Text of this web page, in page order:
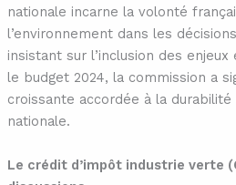
nationale incarne la volonté
l’environnement dans les
insistant sur l’inclusion des
le budget 2024, la commission a
croissante accordée à la
nationale.
Le crédit d’impôt industrie verte